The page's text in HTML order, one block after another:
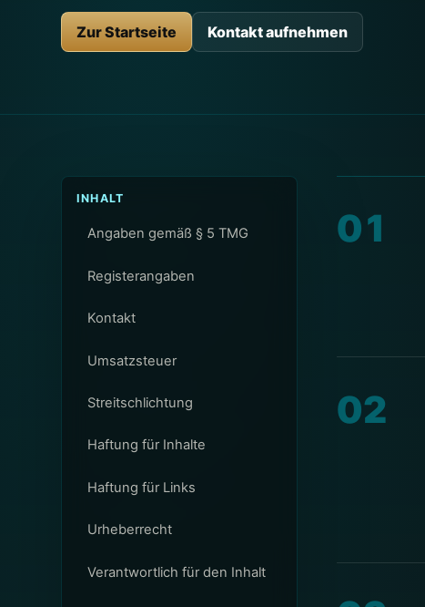
Zur Startseite Kontakt aufnehmen
INHALT
Angaben gemäß § 5 TMG
Registerangaben
Kontakt
Umsatzsteuer
Streitschlichtung
Haftung für Inhalte
Haftung für Links
Urheberrecht
Verantwortlich für den Inhalt
01
02